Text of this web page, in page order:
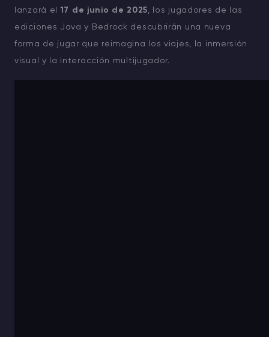
lanzará el 17 de junio de 2025 , los jugadores de las
ediciones Java y Bedrock descubrirán una nueva
forma de jugar que reimagina los viajes, la inmersión
visual y la interacción multijugador.